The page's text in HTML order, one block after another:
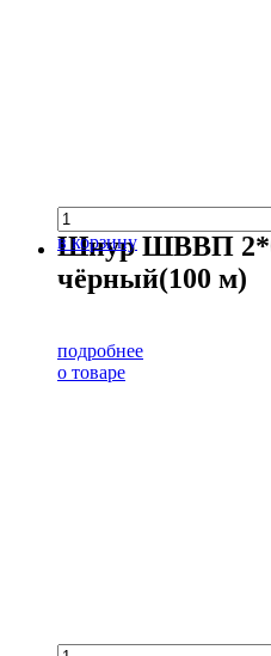
в корзину
Шнур ШВВП
чёрный(100 м)
подробнее
о товаре